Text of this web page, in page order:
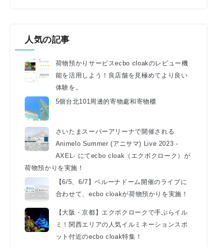
人気の記事
荷物預かりサービスecbo cloakのレビュー機
能を活用しよう！良店舗を見極めてより良い
体験を。
5個台北101周邊的寄物處和寄物櫃
さいたまスーパーアリーナで開催される
Animelo Summer (アニサマ) Live 2023 -
AXEL- にてecbo cloak（エクボクローク）が
荷物預かりを実施！
【6/5、6/7】ベルーナドーム開催のライブに
合わせて、ecbo cloakが荷物預かりを実施！
【大阪・京都】エクボクロークで手ぶらイル
ミ！関西エリアの人気イルミネーションスポ
ット付近のecbo cloak特集！